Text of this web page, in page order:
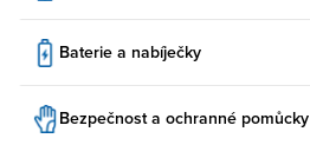
Baterie a nabíječky
Bezpečnost a ochranné pomůcky